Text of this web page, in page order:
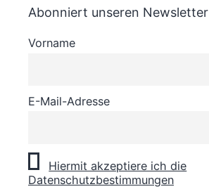
Abonniert unseren Newsletter
Vorname
E-Mail-Adresse
Hiermit akzeptiere ich die
Datenschutzbestimmungen